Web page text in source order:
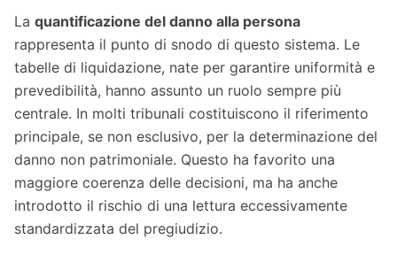
La quantificazione del danno alla persona
rappresenta il punto di snodo di questo sistema. Le
tabelle di liquidazione, nate per garantire uniformità e
prevedibilità, hanno assunto un ruolo sempre più
centrale. In molti tribunali costituiscono il riferimento
principale, se non esclusivo, per la determinazione del
danno non patrimoniale. Questo ha favorito una
maggiore coerenza delle decisioni, ma ha anche
introdotto il rischio di una lettura eccessivamente
standardizzata del pregiudizio.